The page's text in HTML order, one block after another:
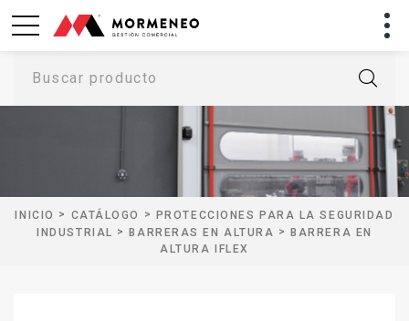
Buscar producto
INICIO > CATÁLOGO > PROTECCIONES PARA LA SEGURIDAD
INDUSTRIAL >BARRERAS EN ALTURA >BARRERA EN
ALTURA IFLEX